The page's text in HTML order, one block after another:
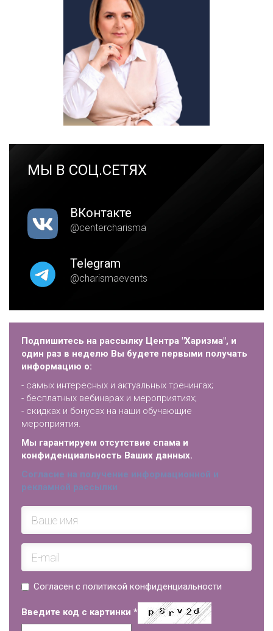
МЫ В СОЦ.СЕТЯХ
ВКонтакте
@centercharisma
Telegram
@charismaevents
Подпишитесь на рассылку Центра "Харизма", и
один раз в неделю Вы будете первыми получать
информацию о:
- самых интересных и актуальных тренингах;
- бесплатных вебинарах и мероприятиях;
- скидках и бонусах на наши обучающие
мероприятия.
Мы гарантируем отсутствие спама и
конфиденциальность Ваших данных.
Согласие на получение информационной и
рекламной рассылки
Согласен с политикой конфиденциальности
Введите код с картинки *